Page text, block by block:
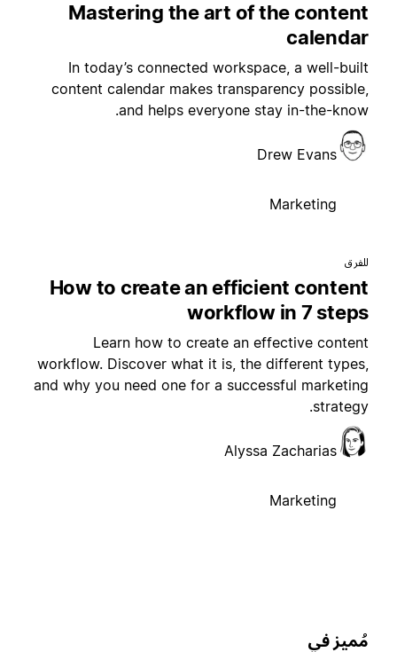
Mastering the art of the
In today’s connected workspace, a well-
content calendar makes transparency
and helps everyone stay in-the-
Drew Evans
Marketing
How to create an efficient
workflow in 7
Learn how to create an effective
workflow. Discover what it is, the different
and why you need one for a successful
Alyssa Zacharias
Marketing
في